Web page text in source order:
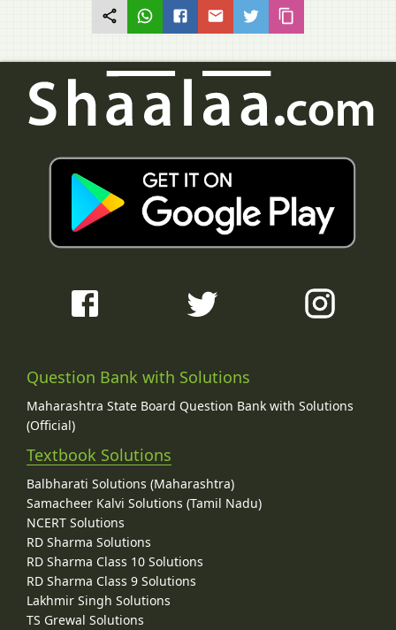
Question Bank with Solutions
Maharashtra State Board Question Bank with Solutions
(Official)
Textbook Solutions
Balbharati Solutions (Maharashtra)
Samacheer Kalvi Solutions (Tamil Nadu)
NCERT Solutions
RD Sharma Solutions
RD Sharma Class 10 Solutions
RD Sharma Class 9 Solutions
Lakhmir Singh Solutions
TS Grewal Solutions